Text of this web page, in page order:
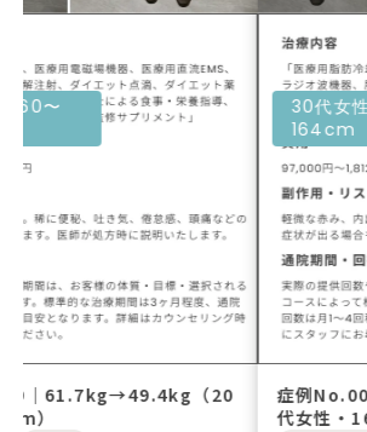
30代女性・160〜
164cm
症例No.00196｜65.4kg→55.1kg（30
代女性・162cm）